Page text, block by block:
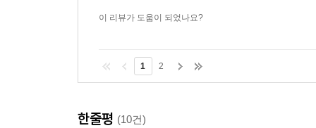
이 리뷰가 도움이 되었나요?
1 2
한줄평 (10건)